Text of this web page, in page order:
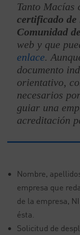
Tanto Macías
certificado de
Comunidad
web y que
enlace.
documento
orientativo,
necesarios
guiar una
acreditación
Nombre,
empresa que
de la empresa,
ésta.
Solicitud de